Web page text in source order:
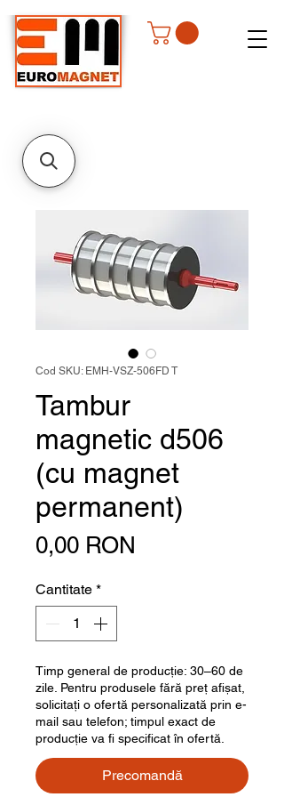
Cod SKU: EMH-VSZ-506FD T
Tambur
magnetic d506
(cu magnet
permanent)
0,00 RON
Cantitate *
Timp general de producție: 30–60 de
zile. Pentru produsele fără preț afișat,
solicitați o ofertă personalizată prin e-
mail sau telefon; timpul exact de
producție va fi specificat în ofertă.
Precomandă